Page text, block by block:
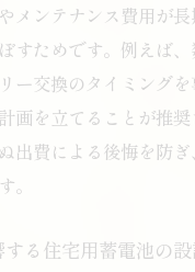
メンテナンス費用が
すためです。例えば
ー交換のタイミングを
画を立てることが推
出費による後悔を防
。
る住宅用蓄電池の設